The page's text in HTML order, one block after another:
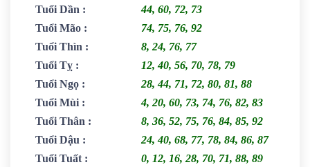
Tuổi Dần :
44, 60, 72, 73
Tuổi Mão :
74, 75, 76, 92
Tuổi Thìn :
8, 24, 76, 77
Tuổi Tỵ :
12, 40, 56, 70, 78, 79
Tuổi Ngọ :
28, 44, 71, 72, 80, 81, 88
Tuổi Mùi :
4, 20, 60, 73, 74, 76, 82, 83
Tuổi Thân :
8, 36, 52, 75, 76, 84, 85, 92
Tuổi Dậu :
24, 40, 68, 77, 78, 84, 86, 87
Tuổi Tuất :
0, 12, 16, 28, 70, 71, 88, 89